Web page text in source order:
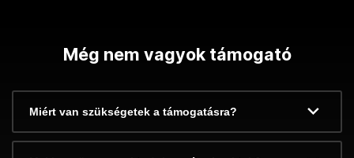
Még nem vagyok támogató
Miért van szükségetek a támogatásra?